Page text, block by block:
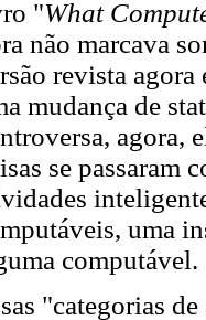
"What
não marcava
revista
mudança de
agora,
se passaram
uma
computável.
"categorias